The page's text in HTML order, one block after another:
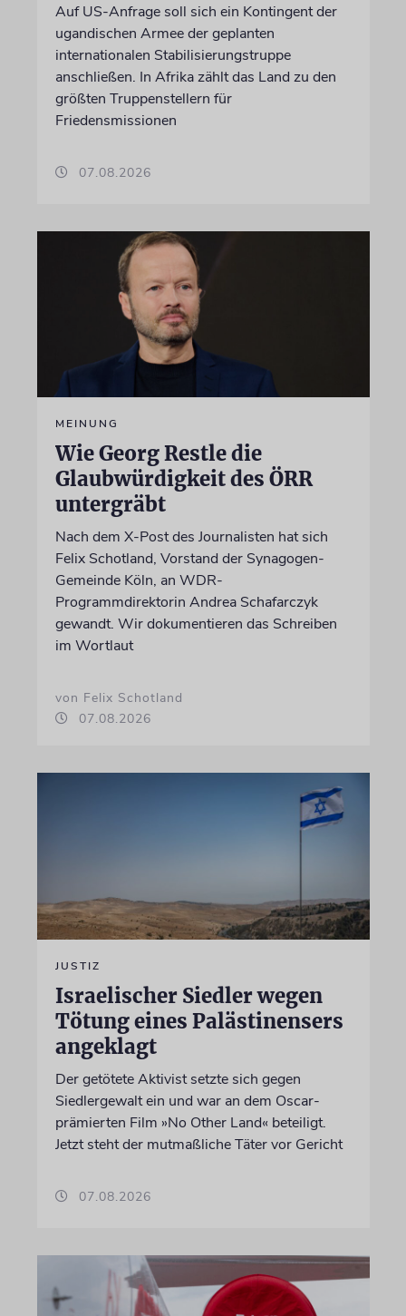
Auf US-Anfrage soll sich ein Kontingent der
ugandischen Armee der geplanten
internationalen Stabilisierungstruppe
anschließen. In Afrika zählt das Land zu den
größten Truppenstellern für
Friedensmissionen
07.08.2026
MEINUNG
Wie Georg Restle die
Glaubwürdigkeit des ÖRR
untergräbt
Nach dem X-Post des Journalisten hat sich
Felix Schotland, Vorstand der Synagogen-
Gemeinde Köln, an WDR-
Programmdirektorin Andrea Schafarczyk
gewandt. Wir dokumentieren das Schreiben
im Wortlaut
von Felix Schotland
07.08.2026
JUSTIZ
Israelischer Siedler wegen
Tötung eines Palästinensers
angeklagt
Der getötete Aktivist setzte sich gegen
Siedlergewalt ein und war an dem Oscar-
prämierten Film »No Other Land« beteiligt.
Jetzt steht der mutmaßliche Täter vor Gericht
07.08.2026